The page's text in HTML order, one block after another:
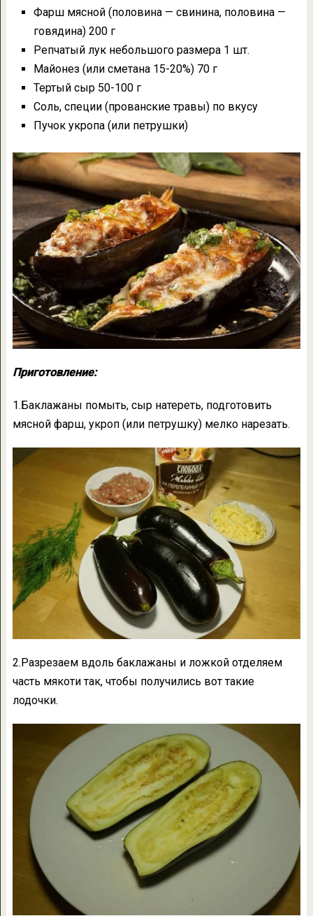
Фарш мясной (половина — свинина, половина —
говядина) 200 г
Репчатый лук небольшого размера 1 шт.
Майонез (или сметана 15-20%) 70 г
Тертый сыр 50-100 г
Соль, специи (прованские травы) по вкусу
Пучок укропа (или петрушки)
Приготовление:
1.Баклажаны помыть, сыр натереть, подготовить
мясной фарш, укроп (или петрушку) мелко нарезать.
2.Разрезаем вдоль баклажаны и ложкой отделяем
часть мякоти так, чтобы получились вот такие
лодочки.